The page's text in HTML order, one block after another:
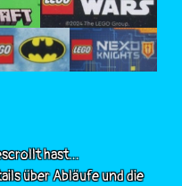
hast...
über Abläufe und die